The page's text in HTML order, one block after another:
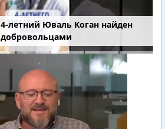
4-летний Юваль Коган найден
добровольцами